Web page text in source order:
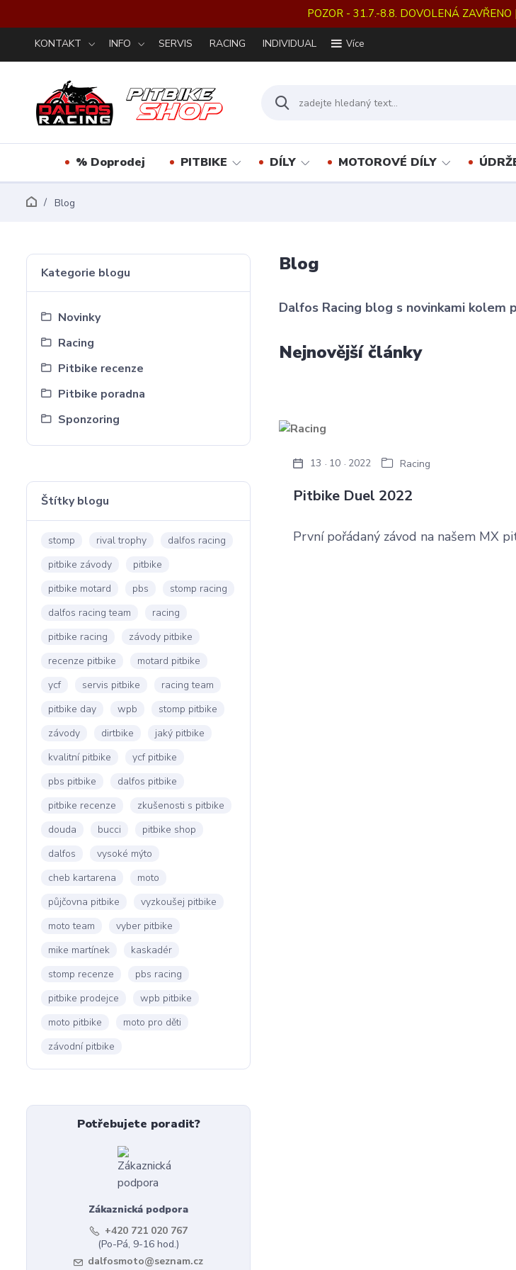
POZOR - 31.7.-8.8. DOVOLENÁ
KONTAKT INFO SERVIS RACING INDIVIDUAL Více
% Doprodej PITBIKE DÍLY MOTOROVÉ DÍLY
Blog
Kategorie blogu
Novinky
Racing
Pitbike recenze
Pitbike poradna
Sponzoring
Štítky blogu
stomp rival trophy
dalfos racing
pitbike závody
pitbike
pitbike motard
pbs
stomp racing
dalfos racing team
racing
pitbike racing
závody pitbike
recenze pitbike
motard pitbike
ycf
servis pitbike
racing team
pitbike day
wpb
stomp pitbike
závody
dirtbike
jaký pitbike
kvalitní pitbike
ycf pitbike
pbs pitbike
dalfos pitbike
pitbike recenze
zkušenosti s pitbike
douda
bucci
pitbike shop
dalfos
vysoké mýto
cheb kartarena
moto
půjčovna pitbike
vyzkoušej pitbike
moto team
vyber pitbike
mike martínek
kaskadér
stomp recenze
pbs racing
pitbike prodejce
wpb pitbike
moto pitbike
moto pro děti
závodní pitbike
Potřebujete poradit?
Zákaznická podpora
+420 721 020 767
(Po-Pá, 9-16 hod.)
dalfosmoto@seznam.cz
Blog
Dalfos Racing blog s novinkami kolem
Nejnovější články
Pitbike Duel 2022
13 10 2022 Racing
První pořádaný závod na našem MX